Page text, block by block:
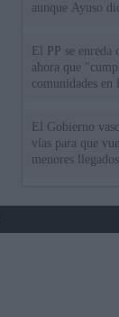
aunque Ayuso
El PP se
ahora que
comunidades en
El Gobierno
vías para que
menores